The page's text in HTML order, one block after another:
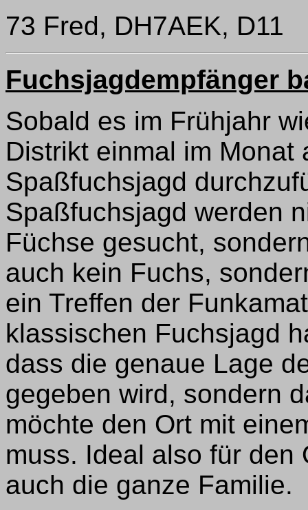
73 Fred, DH7AEK, D11
Fuchsjagdempfänger
Sobald es im Frühjahr
Distrikt einmal im Monat
Spaßfuchsjagd
Spaßfuchsjagd werden
Füchse gesucht,
auch kein Fuchs,
ein Treffen der
klassischen Fuchsjagd
dass die genaue Lage
gegeben wird, sondern
möchte den Ort mit
muss. Ideal also für den
auch die ganze Familie.